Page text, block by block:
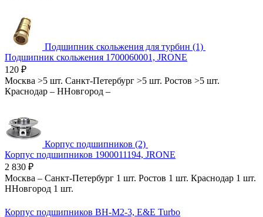
Подшипник скольжения для турбин (1)
Подшипник скольжения 1700060001, JRONE
120 ₽
Москва >5 шт. Санкт-Петербург >5 шт. Ростов >5 шт.
Краснодар – ННовгород –
Корпус подшипников (2)
Корпус подшипников 1900011194, JRONE
2 830 ₽
Москва – Санкт-Петербург 1 шт. Ростов 1 шт. Краснодар 1 шт.
ННовгород 1 шт.
Корпус подшипников BH-M2-3, E&E Turbo